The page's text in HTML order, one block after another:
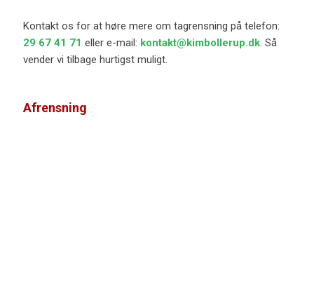
Kontakt os for at høre mere om tagrensning på telefon:
29 67 41 71 eller e-mail: kontakt@kimbollerup.dk. Så
vender vi tilbage hurtigst muligt. ​
Afrensning